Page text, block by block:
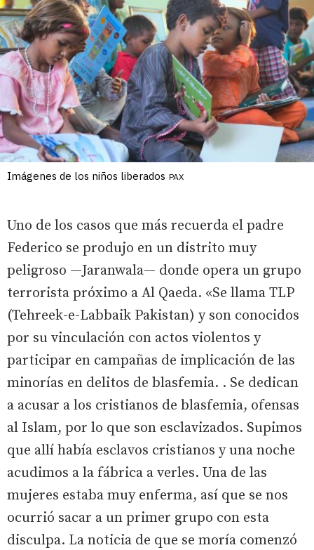
Imágenes de los niños liberados PAX
Uno de los casos que más recuerda el padre
Federico se produjo en un distrito muy
peligroso —Jaranwala— donde opera un grupo
terrorista próximo a Al Qaeda. «Se llama TLP
(Tehreek-e-Labbaik Pakistan) y son conocidos
por su vinculación con actos violentos y
participar en campañas de implicación de las
minorías en delitos de blasfemia. . Se dedican
a acusar a los cristianos de blasfemia, ofensas
al Islam, por lo que son esclavizados. Supimos
que allí había esclavos cristianos y una noche
acudimos a la fábrica a verles. Una de las
mujeres estaba muy enferma, así que se nos
ocurrió sacar a un primer grupo con esta
disculpa. La noticia de que se moría comenzó